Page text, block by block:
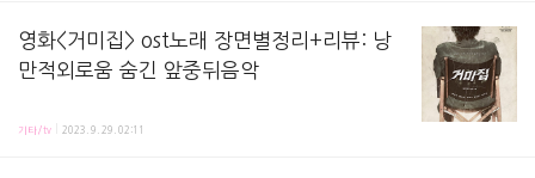
영화<거미집> ost노래 장면별정리+리뷰: 낭
만적외로움 숨긴 앞중뒤음악
영화 속 노래-ost-BGM 가사-듣기와 정리하는 포스팅이에요! 영화의 전반과 후반과 중반의 어
기타/tv 2023. 9. 29. 02:11